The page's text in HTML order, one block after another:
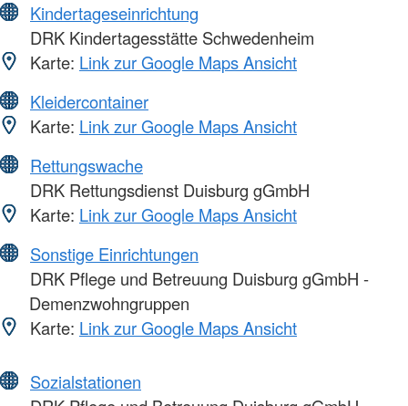
Kindertageseinrichtung
DRK Kindertagesstätte Schwedenheim
Karte: Link zur Google Maps Ansicht
Kleidercontainer
Karte: Link zur Google Maps Ansicht
Rettungswache
DRK Rettungsdienst Duisburg gGmbH
Karte: Link zur Google Maps Ansicht
Sonstige Einrichtungen
DRK Pflege und Betreuung Duisburg gGmbH -
Demenzwohngruppen
Karte: Link zur Google Maps Ansicht
Sozialstationen